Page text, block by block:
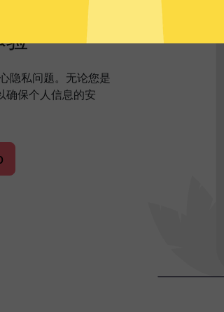
验
隐私问题。无论您是
确保个人信息的安